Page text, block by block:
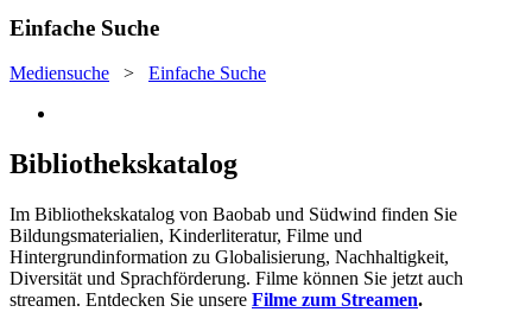
Einfache Suche
Mediensuche > Einfache Suche
Bibliothekskatalog
Im Bibliothekskatalog von Baobab und Südwind finden Sie
Bildungsmaterialien, Kinderliteratur, Filme und
Hintergrundinformation zu Globalisierung, Nachhaltigkeit,
Diversität und Sprachförderung. Filme können Sie jetzt auch
streamen. Entdecken Sie unsere Filme zum Streamen.